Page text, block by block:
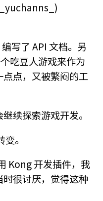
写了 API 文档。另
吃豆人游戏来作为
点，又被繁闷的工
续探索游戏开发。
。
Kong 开发插件，我
很讨厌，觉得这种